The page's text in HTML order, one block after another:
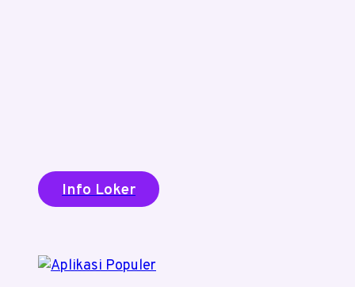
Info Loker